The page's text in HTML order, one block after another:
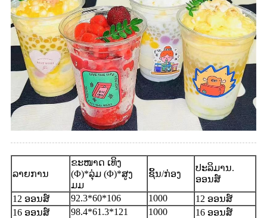
ລາຍການ
ຂະໜາດ ເທິງ
(Φ)*ລຸ່ມ (Φ)*ສູງ
ມມ
ຊິ້ນ/ກ່ອງ
ປະລິມານ.
ອອນສ໌
12 ອອນສ໌
92.3*60*106 1000
12 ອອນສ໌
16 ອອນສ໌
98.4*61.3*121 1000
16 ອອນສ໌